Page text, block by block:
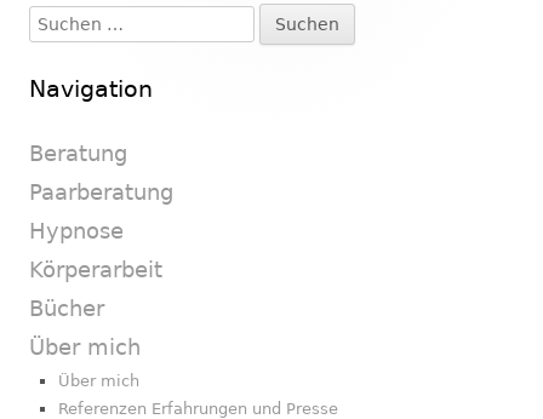
Seitenleiste
Suchen
nach:
Navigation
Beratung
Paarberatung
Hypnose
Körperarbeit
Bücher
Über mich
Über mich
Referenzen Erfahrungen und Presse